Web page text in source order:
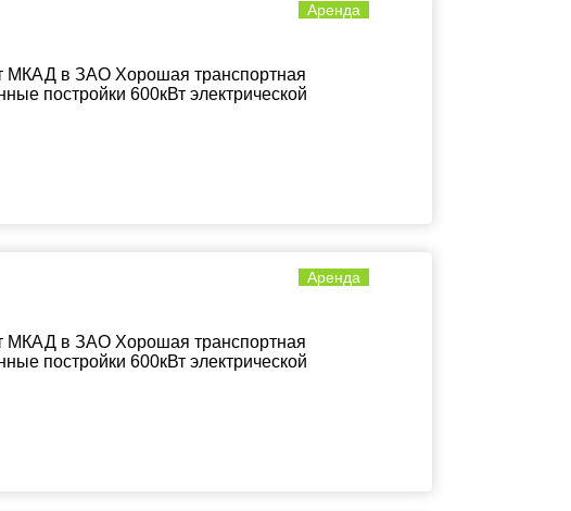
Аренда
МКАД в ЗАО Хорошая транспортная
постройки 600кВт электрической
Аренда
МКАД в ЗАО Хорошая транспортная
постройки 600кВт электрической